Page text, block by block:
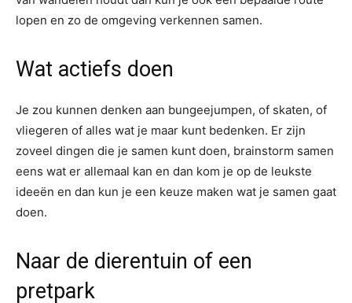
lopen en zo de omgeving verkennen samen.
Wat actiefs doen
Je zou kunnen denken aan bungeejumpen, of skaten, of
vliegeren of alles wat je maar kunt bedenken. Er zijn
zoveel dingen die je samen kunt doen, brainstorm samen
eens wat er allemaal kan en dan kom je op de leukste
ideeën en dan kun je een keuze maken wat je samen gaat
doen.
Naar de dierentuin of een
pretpark